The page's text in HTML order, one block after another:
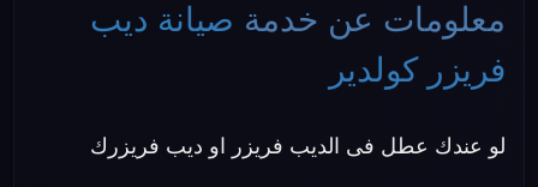
معلومات عن خدمة صيانة ديب
فريزر كولدير
لو عندك عطل فى الديب فريزر او ديب فريزرك